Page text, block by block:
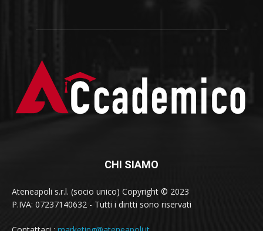
CHI SIAMO
Ateneapoli s.r.l. (socio unico) Copyright © 2023
P.IVA: 07237140632 - Tutti i diritti sono riservati